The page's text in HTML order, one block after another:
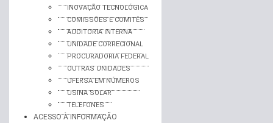
INOVAÇÃO TECNOLÓGICA
COMISSÕES E COMITÊS
AUDITORIA INTERNA
UNIDADE CORRECIONAL
PROCURADORIA FEDERAL
OUTRAS UNIDADES
UFERSA EM NÚMEROS
USINA SOLAR
TELEFONES
ACESSO À INFORMAÇÃO